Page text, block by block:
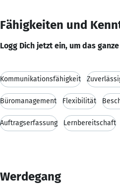
Fähigkeiten und
Logg Dich jetzt ein, um das
Kommunikationsfähigkeit
Büromanagement Flexibilität
Auftragserfassung Lernbereitschaft
Werdegang